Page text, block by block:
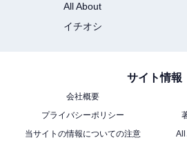
All About
イチオシ
サイト情報
会社概要
プライバシーポリシー
当サイトの情報についての注意
All